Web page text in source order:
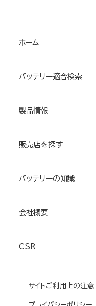
ホーム
バッテリー適合検索
製品情報
販売店を探す
バッテリーの知識
会社概要
CSR
サイトご利用上の注意